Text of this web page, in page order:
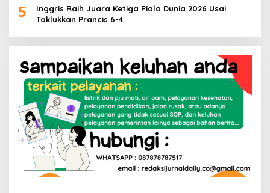
5
Inggris Raih Juara Ketiga Piala Dunia 2026 Usai
Taklukkan Prancis 6-4